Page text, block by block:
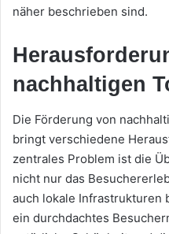
näher beschrieben sind.
nachhaltigen
Die Förderung von
bringt verschiedene
zentrales Problem ist die
nicht nur das
auch lokale Infrastrukturen
ein durchdachtes